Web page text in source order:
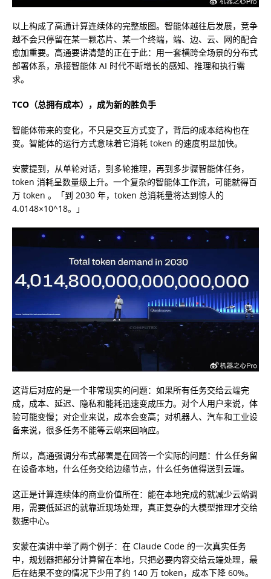
以上构成了高通计算连续体的完整版图。智能体越往后发展，竞争
越不会只停留在某一颗芯片、某一个终端，端、边、云、网的配合
愈加重要。高通要讲清楚的正在于此：用一套横跨全场景的分布式
部署体系，承接智能体 AI 时代不断增长的感知、推理和执行需
求。
TCO（总拥有成本），成为新的胜负手
智能体带来的变化，不只是交互方式变了，背后的成本结构也在
变。智能体的运行方式意味着它消耗 token 的速度明显加快。
安蒙提到，从单轮对话，到多轮推理，再到多步骤智能体任务，
token 消耗呈数量级上升。一个复杂的智能体工作流，可能就得百
万 token 。「到 2030 年，token 总消耗量将达到惊人的
4.0148×10^18。」
这背后对应的是一个非常现实的问题：如果所有任务交给云端完
成，成本、延迟、隐私和能耗迅速变成压力。对个人用户来说，体
验可能变慢；对企业来说，成本会变高；对机器人、汽车和工业设
备来说，很多任务不能等云端来回响应。
所以，高通强调分布式部署是在回答一个实际的问题：什么任务留
在设备本地，什么任务交给边缘节点，什么任务值得送到云端。
这正是计算连续体的商业价值所在： 能在本地完成的就减少云端调
用，需要低延迟的就靠近现场处理，真正复杂的大模型推理才交给
数据中心。
安蒙在演讲中举了两个例子：在 Claude Code 的一次真实任务
中，规划器把部分计算留在本地，只把必要内容交给云端处理，最
后在结果不变的情况下少用了约 140 万 token，成本下降 60%。